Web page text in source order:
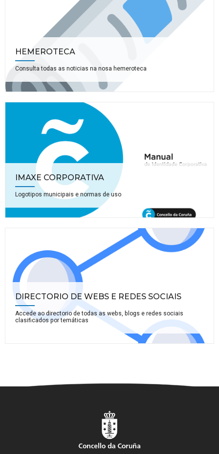
HEMEROTECA
Consulta todas as noticias na nosa hemeroteca
IMAXE CORPORATIVA
Logotipos municipais e normas de uso
DIRECTORIO DE WEBS E REDES SOCIAIS
Accede ao directorio de todas as webs, blogs e redes sociais
clasificados por temáticas